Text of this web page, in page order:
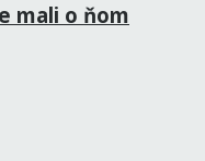
mali o ňom